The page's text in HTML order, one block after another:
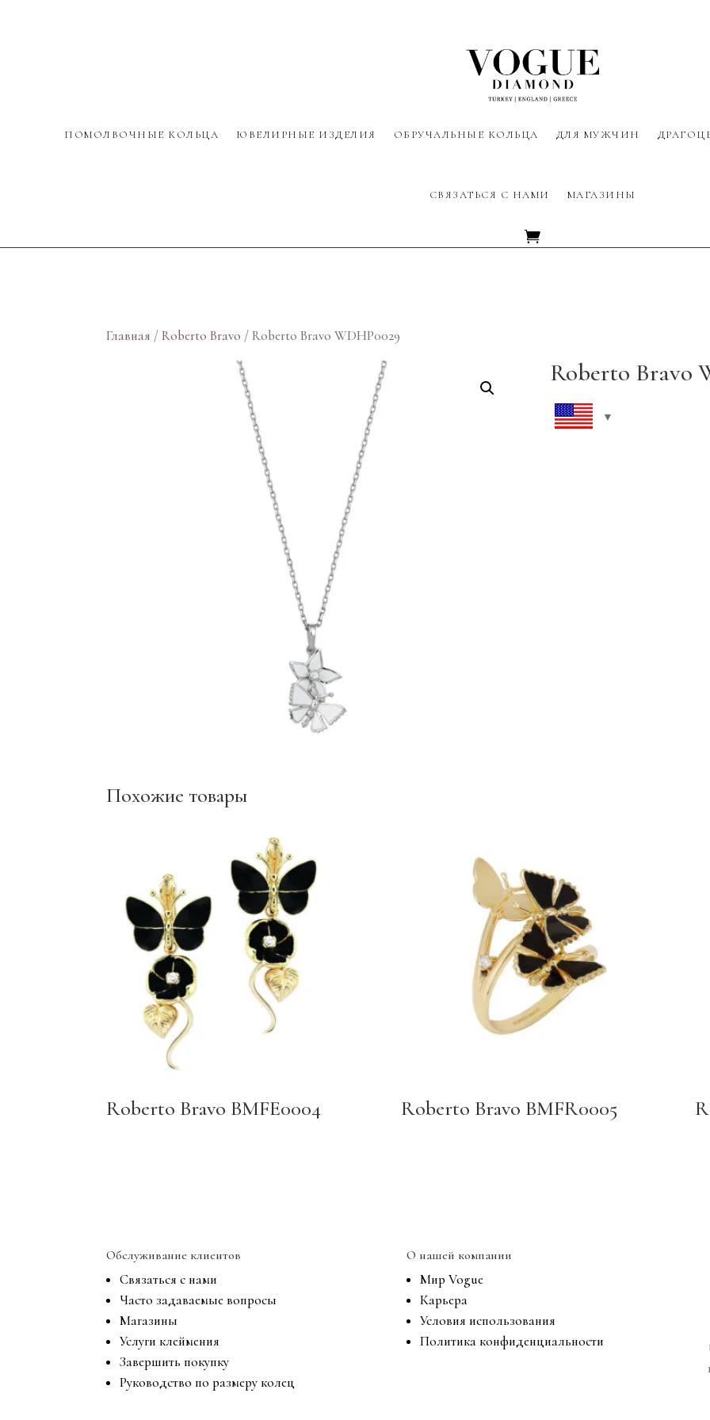
ПОМОЛВОЧНЫЕ КОЛЬЦА ЮВЕЛИРНЫЕ ИЗДЕЛИЯ ОБРУЧАЛЬНЫЕ КОЛЬЦА ДЛЯ МУЖЧИН
СВЯЗАТЬСЯ С НАМИ МАГАЗИНЫ
Главная /Roberto Bravo / Roberto Bravo WDHP0029
Roberto Bravo
Похожие товары
Roberto Bravo BMFE0004 Roberto Bravo BMFR0005
Обслуживание клиентов
Связаться с нами
Часто задаваемые вопросы
Магазины
Услуги клеймения
Завершить покупку
Руководство по размеру колец
О нашей компании
Мир Vogue
Карьера
Условия использования
Политика конфиденциальности